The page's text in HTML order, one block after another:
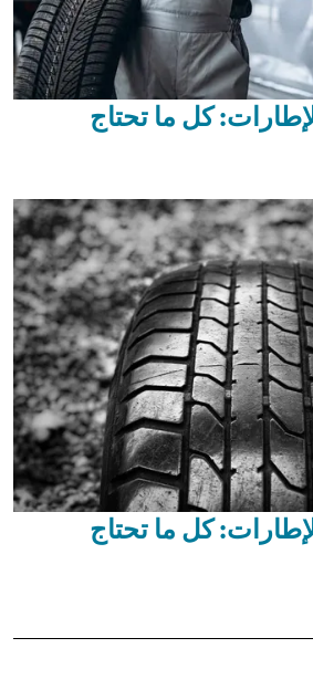
كل ما تحتاج
كل ما تحتاج